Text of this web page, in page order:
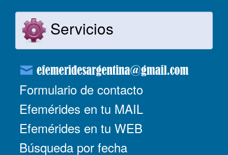
Servicios
Formulario de contacto
Efemérides en tu MAIL
Efemérides en tu WEB
Búsqueda por fecha